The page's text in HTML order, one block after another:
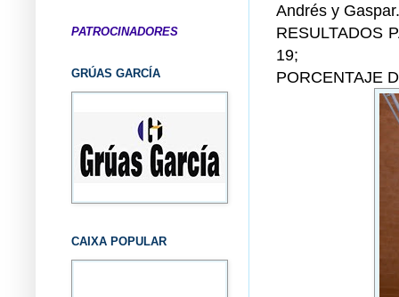
Andrés y
RESULTADOS
19;
PORCENTAJE
PATROCINADORES
GRÚAS GARCÍA
CAIXA POPULAR